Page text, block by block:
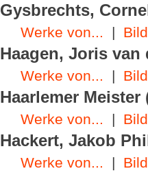
Gysbrechts,
Werke von... |
Haagen, Joris van
Werke von... |
Haarlemer Meister
Werke von... |
Hackert, Jakob
Werke von... |